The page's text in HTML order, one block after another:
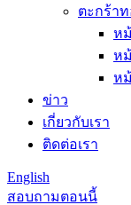
ตะกร้า
ห
ห
ห
ข่าว
เกี่ยวกับเรา
ติดต่อเรา
English
สอบถามตอนนี้